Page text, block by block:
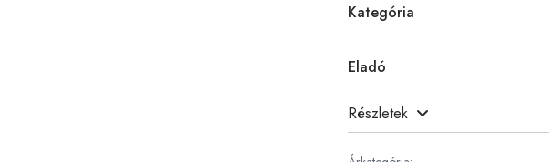
Kategória
Eladó
Részletek